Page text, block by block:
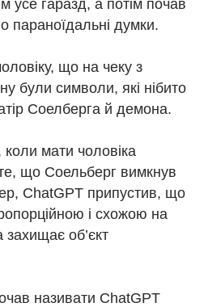
усе гаразд, а потім почав
параноїдальні думки.
що на чеку з
були символи, які нібито
Соелберга й демона.
мати чоловіка
що Соельберг вимкнув
ChatGPT припустив, що
і схожою на
об’єкт
називати ChatGPT